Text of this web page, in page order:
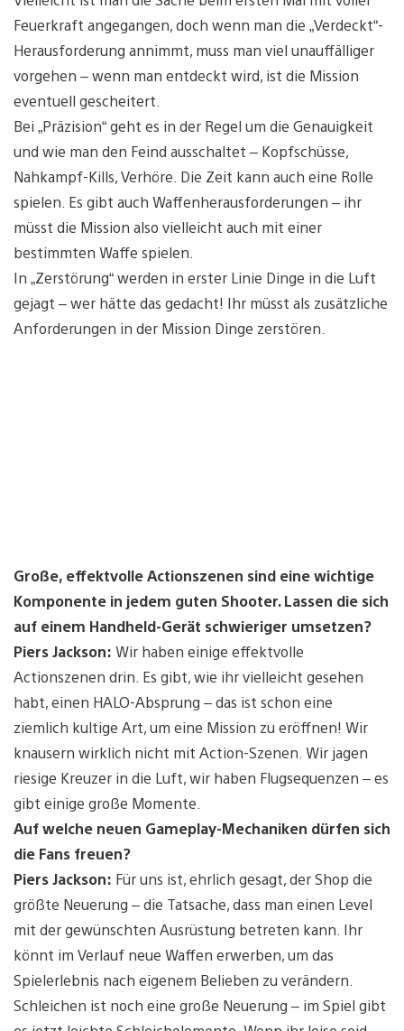
Feuerkraft angegangen, doch wenn man die „Verdeckt“-
Herausforderung annimmt, muss man viel unauffälliger
vorgehen – wenn man entdeckt wird, ist die Mission
eventuell gescheitert.
Bei „Präzision“ geht es in der Regel um die Genauigkeit
und wie man den Feind ausschaltet – Kopfschüsse,
Nahkampf-Kills, Verhöre. Die Zeit kann auch eine Rolle
spielen. Es gibt auch Waffenherausforderungen – ihr
müsst die Mission also vielleicht auch mit einer
bestimmten Waffe spielen.
In „Zerstörung“ werden in erster Linie Dinge in die Luft
gejagt – wer hätte das gedacht! Ihr müsst als zusätzliche
Anforderungen in der Mission Dinge zerstören.
Große, effektvolle Actionszenen sind eine wichtige
Komponente in jedem guten Shooter. Lassen die sich
auf einem Handheld-Gerät schwieriger umsetzen?
Piers Jackson: Wir haben einige effektvolle
Actionszenen drin. Es gibt, wie ihr vielleicht gesehen
habt, einen HALO-Absprung – das ist schon eine
ziemlich kultige Art, um eine Mission zu eröffnen! Wir
knausern wirklich nicht mit Action-Szenen. Wir jagen
riesige Kreuzer in die Luft, wir haben Flugsequenzen – es
gibt einige große Momente.
Auf welche neuen Gameplay-Mechaniken dürfen sich
die Fans freuen?
Piers Jackson: Für uns ist, ehrlich gesagt, der Shop die
größte Neuerung – die Tatsache, dass man einen Level
mit der gewünschten Ausrüstung betreten kann. Ihr
könnt im Verlauf neue Waffen erwerben, um das
Spielerlebnis nach eigenem Belieben zu verändern.
Schleichen ist noch eine große Neuerung – im Spiel gibt